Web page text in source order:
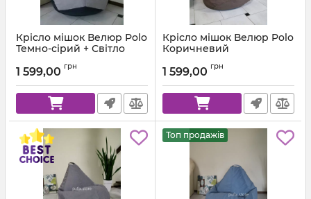
Крісло мішок Велюр Polo
Темно-сірий + Світло
Артикул: km-polo-17-16-l
1 599,00 грн
Крісло мішок Велюр Polo
Коричневий
1 599,00 грн
Топ продажів